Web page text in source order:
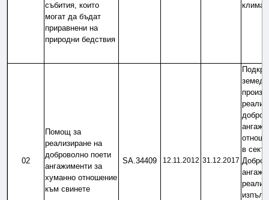
събития, които
могат да бъдат
приравнени на
природни бедствия
02
Помощ за
реализиране на
доброволно поети
ангажименти за
хуманно отношение
към свинете
SA.34409 12.11.2012 31.12.2017
в